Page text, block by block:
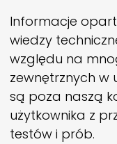
Informacje
wiedzy
względu na
zewnętrznych w
są poza naszą
użytkownika z
testów i prób.